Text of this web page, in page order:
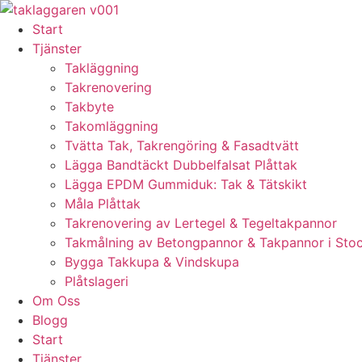
Skip
content
Start
Tjänster
Takläggning
Takrenovering
Takbyte
Takomläggning
Tvätta Tak, Takrengöring & Fasadtvätt
Lägga Bandtäckt Dubbelfalsat Plåttak
Lägga EPDM Gummiduk: Tak & Tätskikt
Måla Plåttak
Takrenovering av Lertegel & Tegeltakpannor
Takmålning av Betongpannor & Takpannor i
Bygga Takkupa & Vindskupa
Plåtslageri
Om Oss
Blogg
Start
Tjänster